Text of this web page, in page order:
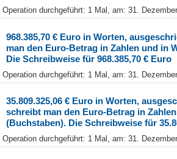
Operation durchgeführt: 1 Mal, am: 31.
968.385,70 € Euro in Worten,
man den Euro-Betrag in Zahlen und in
Die Schreibweise für 968.385,70 € Euro
Operation durchgeführt: 1 Mal, am: 31.
35.809.325,06 € Euro in Worten,
schreibt man den Euro-Betrag in
(Buchstaben). Die Schreibweise für
Operation durchgeführt: 1 Mal, am: 31.